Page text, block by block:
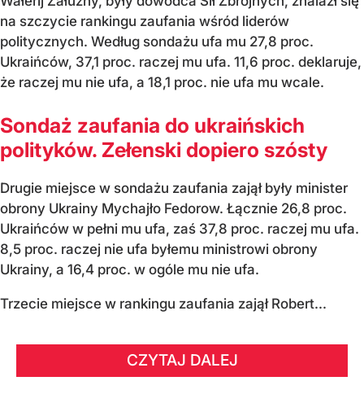
na szczycie rankingu zaufania wśród liderów
politycznych. Według sondażu ufa mu 27,8 proc.
Ukraińców, 37,1 proc. raczej mu ufa. 11,6 proc. deklaruje,
że raczej mu nie ufa, a 18,1 proc. nie ufa mu wcale.
Sondaż zaufania do ukraińskich
polityków. Zełenski dopiero szósty
Drugie miejsce w sondażu zaufania zajął były minister
obrony Ukrainy Mychajło Fedorow. Łącznie 26,8 proc.
Ukraińców w pełni mu ufa, zaś 37,8 proc. raczej mu ufa.
8,5 proc. raczej nie ufa byłemu ministrowi obrony
Ukrainy, a 16,4 proc. w ogóle mu nie ufa.
Trzecie miejsce w rankingu zaufania zajął Robert...
CZYTAJ DALEJ